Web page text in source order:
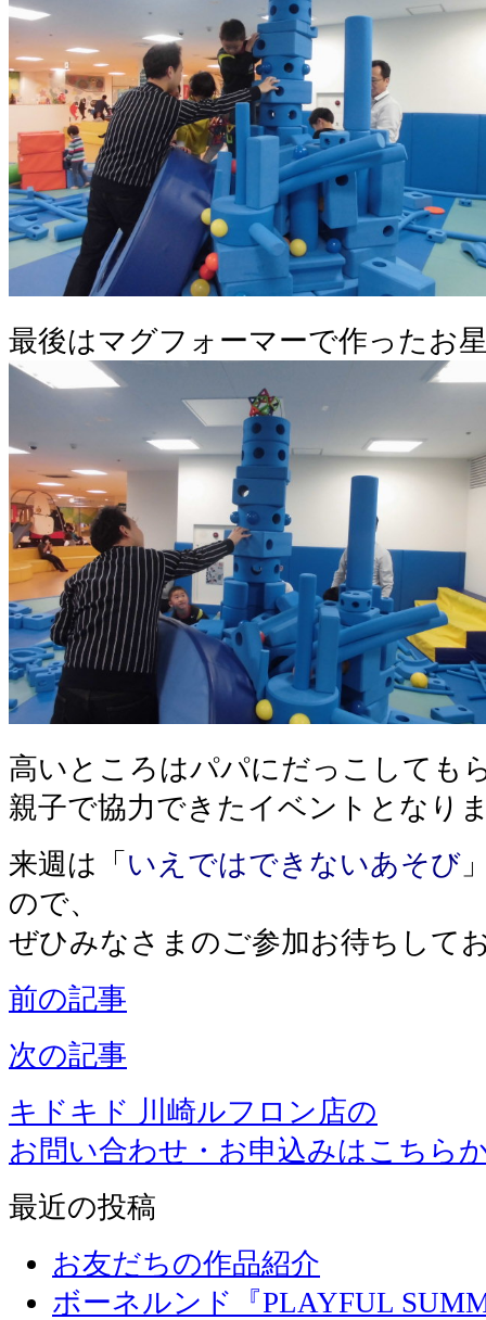
最後はマグフォーマーで作ったお
高いところはパパにだっこしても
親子で協力できたイベントとなり
来週は「 いえではできないあそび
ので、
ぜひみなさまのご参加お待ちして
前の記事
次の記事
キドキド 川崎ルフロン店の
お問い合わせ・お申込みはこちら
最近の投稿
お友だちの作品紹介
ボーネルンド『PLAYFUL